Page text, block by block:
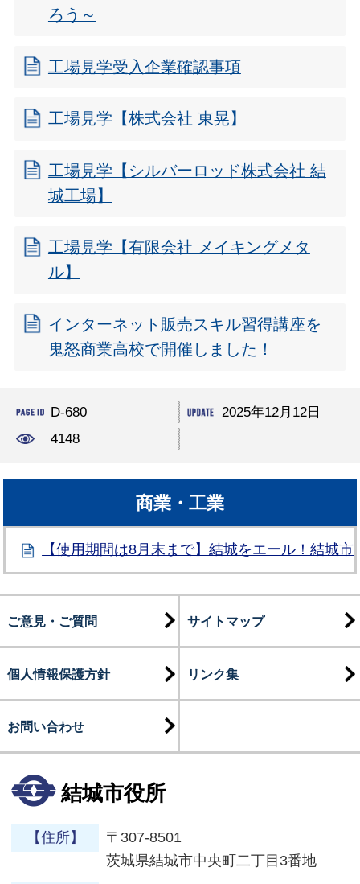
ろう～
工場見学受入企業確認事項
工場見学【株式会社 東晃】
工場見学【シルバーロッド株式会社 結
城工場】
工場見学【有限会社 メイキングメタ
ル】
インターネット販売スキル習得講座を
鬼怒商業高校で開催しました！
D-680
2025年12月12日
4148
商業・工業
【使用期間は8月末まで】結城をエール！結城
ご意見・ご質問 サイトマップ
個人情報保護方針 リンク集
お問い合わせ
結城市役所
【住所】
〒307-8501
茨城県結城市中央町二丁目3番地